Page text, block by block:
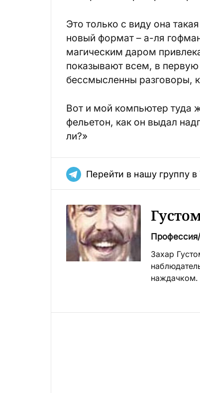
Это только с виду она
новый формат – а-ля
магическим даром
показывают всем, в
бессмысленны разговоры,
Вот и мой компьютер туда
фельетон, как он выдал
ли?»
Перейти в нашу группу в
Захар
наждачком.